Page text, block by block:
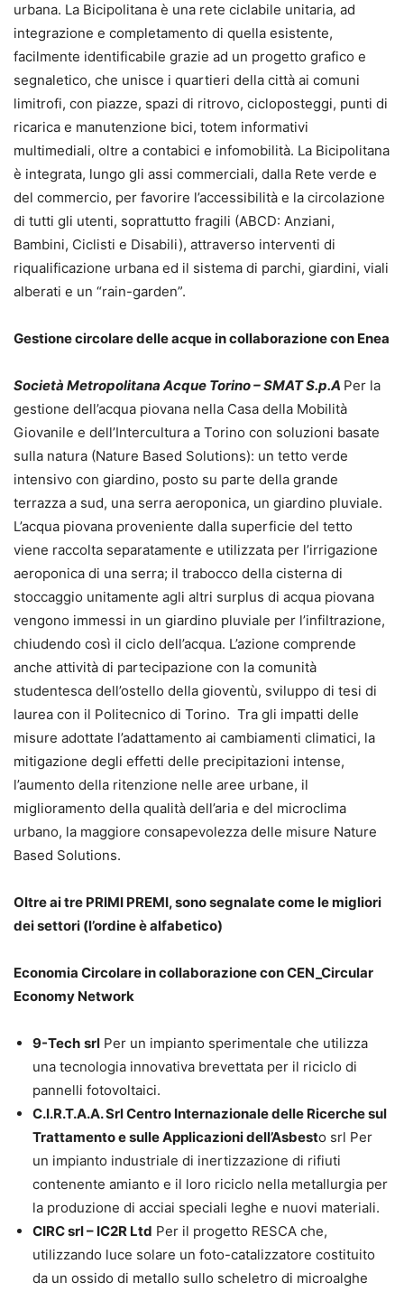
urbana. La Bicipolitana è una rete ciclabile unitaria, ad
integrazione e completamento di quella esistente,
facilmente identificabile grazie ad un progetto grafico e
segnaletico, che unisce i quartieri della città ai comuni
limitrofi, con piazze, spazi di ritrovo, cicloposteggi, punti di
ricarica e manutenzione bici, totem informativi
multimediali, oltre a contabici e infomobilità. La Bicipolitana
è integrata, lungo gli assi commerciali, dalla Rete verde e
del commercio, per favorire l’accessibilità e la circolazione
di tutti gli utenti, soprattutto fragili (ABCD: Anziani,
Bambini, Ciclisti e Disabili), attraverso interventi di
riqualificazione urbana ed il sistema di parchi, giardini, viali
alberati e un “rain-garden”.
Gestione circolare delle acque in collaborazione con Enea
Società Metropolitana Acque Torino – SMAT S.p.A Per la
gestione dell’acqua piovana nella Casa della Mobilità
Giovanile e dell’Intercultura a Torino con soluzioni basate
sulla natura (Nature Based Solutions): un tetto verde
intensivo con giardino, posto su parte della grande
terrazza a sud, una serra aeroponica, un giardino pluviale.
L’acqua piovana proveniente dalla superficie del tetto
viene raccolta separatamente e utilizzata per l’irrigazione
aeroponica di una serra; il trabocco della cisterna di
stoccaggio unitamente agli altri surplus di acqua piovana
vengono immessi in un giardino pluviale per l’infiltrazione,
chiudendo così il ciclo dell’acqua. L’azione comprende
anche attività di partecipazione con la comunità
studentesca dell’ostello della gioventù, sviluppo di tesi di
laurea con il Politecnico di Torino. Tra gli impatti delle
misure adottate l’adattamento ai cambiamenti climatici, la
mitigazione degli effetti delle precipitazioni intense,
l’aumento della ritenzione nelle aree urbane, il
miglioramento della qualità dell’aria e del microclima
urbano, la maggiore consapevolezza delle misure Nature
Based Solutions.
Oltre ai tre PRIMI PREMI, sono segnalate come le migliori
dei settori (l’ordine è alfabetico)
Economia Circolare in collaborazione con CEN_Circular
Economy Network
9-Tech srl Per un impianto sperimentale che utilizza
una tecnologia innovativa brevettata per il riciclo di
pannelli fotovoltaici.
C.I.R.T.A.A. Srl Centro Internazionale delle Ricerche sul
Trattamento e sulle Applicazioni dell’Asbesto srl Per
un impianto industriale di inertizzazione di rifiuti
contenente amianto e il loro riciclo nella metallurgia per
la produzione di acciai speciali leghe e nuovi materiali.
CIRC srl – IC2R Ltd Per il progetto RESCA che,
utilizzando luce solare un foto-catalizzatore costituito
da un ossido di metallo sullo scheletro di microalghe